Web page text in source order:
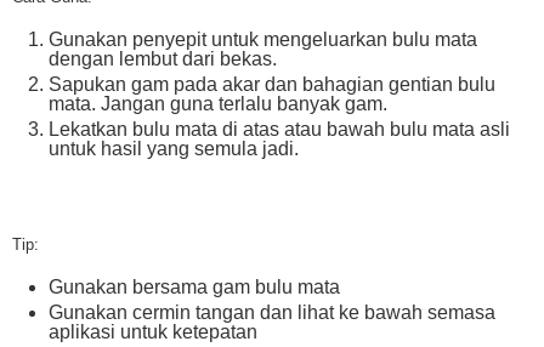
Gunakan penyepit untuk mengeluarkan bulu mata
dengan lembut dari bekas.
Sapukan gam pada akar dan bahagian gentian bulu
mata. Jangan guna terlalu banyak gam.
Lekatkan bulu mata di atas atau bawah bulu mata asli
untuk hasil yang semula jadi.
Tip:
Gunakan bersama gam bulu mata
Gunakan cermin tangan dan lihat ke bawah semasa
aplikasi untuk ketepatan